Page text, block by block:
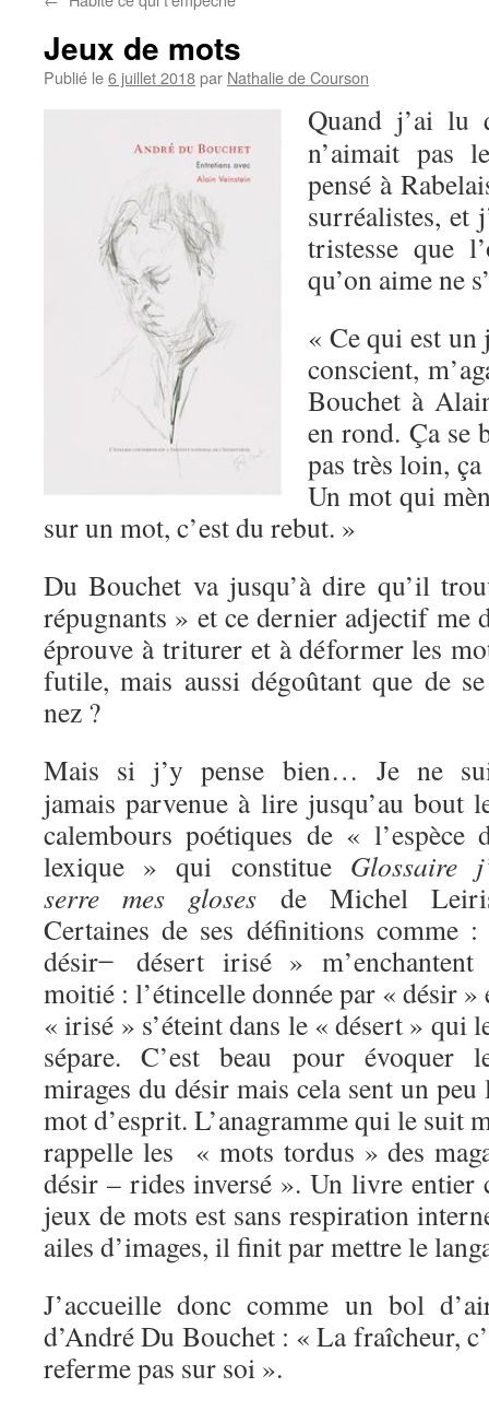
Jeux de mots
Publié le6 juillet 2018par Nathalie de Courson
Quand j’ai lu
n’aimait pas
pensé à
surréalistes, et
tristesse que
qu’on aime ne
« Ce qui est un
conscient,
Bouchet à
en rond. Ça se
pas très loin,
Un mot qui
sur un mot, c’est du rebut. »
Du Bouchet va jusqu’à dire qu’il
répugnants » et ce dernier adjectif me
éprouve à triturer et à déformer les
futile, mais aussi dégoûtant que de
nez ?
Mais si j’y pense bien… Je ne
jamais parvenue à lire jusqu’au bout
calembours poétiques de « l’espèce
lexique » qui constitue Glossaire
serre mes gloses de Michel
Certaines de ses définitions comme :
désir ̶ désert irisé » m’enchantent
moitié : l’étincelle donnée par « désir »
« irisé » s’éteint dans le « désert » qui
sépare. C’est beau pour évoquer
mirages du désir mais cela sent un peu
mot d’esprit. L’anagramme qui le suit
rappelle les « mots tordus » des
désir – rides inversé ». Un livre entier
jeux de mots est sans respiration
ailes d’images, il finit par mettre le
J’accueille donc comme un bol
d’André Du Bouchet : « La fraîcheur,
referme pas sur soi ».